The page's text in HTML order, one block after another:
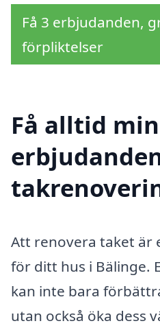
Få 3 erbjudanden,
förpliktelser
Få alltid
Att renovera taket är
för ditt hus i Bälinge.
kan inte bara
utan också öka dess